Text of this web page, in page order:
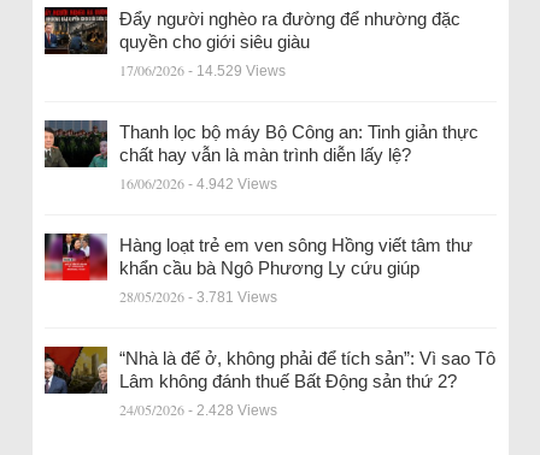
Đẩy người nghèo ra đường để nhường đặc
quyền cho giới siêu giàu
17/06/2026 - 14.529 Views
Thanh lọc bộ máy Bộ Công an: Tinh giản thực
chất hay vẫn là màn trình diễn lấy lệ?
16/06/2026 - 4.942 Views
Hàng loạt trẻ em ven sông Hồng viết tâm thư
khẩn cầu bà Ngô Phương Ly cứu giúp
28/05/2026 - 3.781 Views
“Nhà là để ở, không phải để tích sản”: Vì sao Tô
Lâm không đánh thuế Bất Động sản thứ 2?
24/05/2026 - 2.428 Views